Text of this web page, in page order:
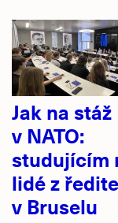
Jak na stáž
v NATO:
studujícím
lidé z
v Bruselu